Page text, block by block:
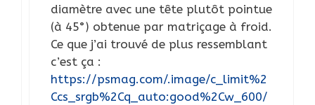
diamètre avec une tête plutôt pointue
(à 45°) obtenue par matriçage à froid.
Ce que j’ai trouvé de plus ressemblant
c’est ça :
https://psmag.com/.image/c_limit%2
Ccs_srgb%2Cq_auto:good%2Cw_600/